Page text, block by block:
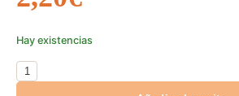
Hay existencias